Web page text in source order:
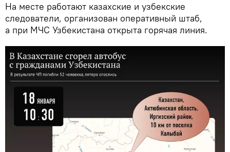
На месте работают казахские и узбекские
следователи, организован оперативный штаб,
а при МЧС Узбекистана открыта горячая линия.